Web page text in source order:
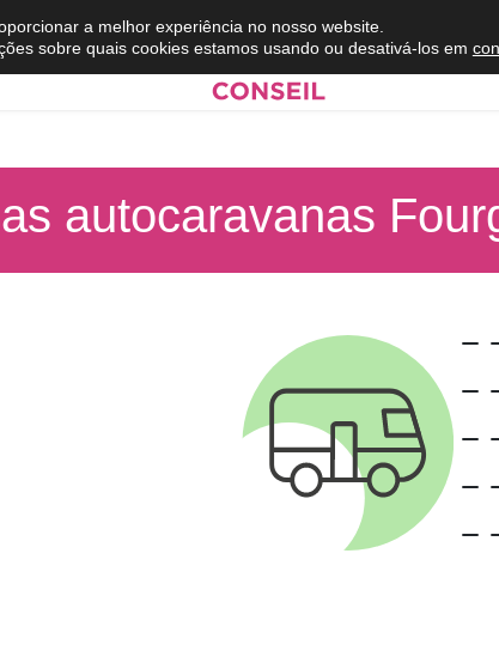
autocaravanas
a melhor experiência no nosso website.
sobre quais cookies estamos usando ou desativá-los em